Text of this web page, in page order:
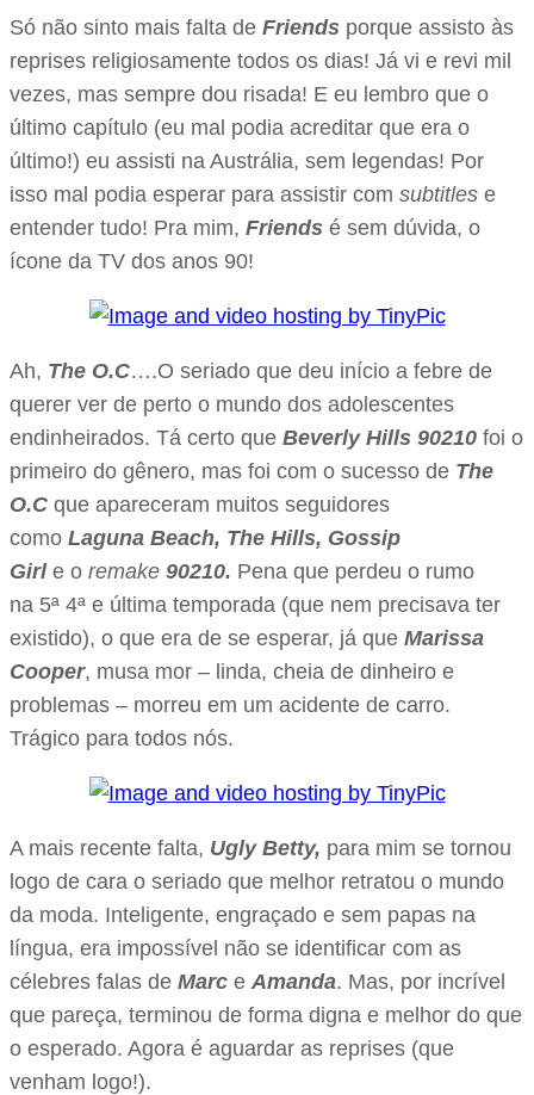
Só não sinto mais falta de Friends porque assisto às
reprises religiosamente todos os dias! Já vi e revi mil
vezes, mas sempre dou risada! E eu lembro que o
último capítulo (eu mal podia acreditar que era o
último!) eu assisti na Austrália, sem legendas! Por
isso mal podia esperar para assistir com subtitles e
entender tudo! Pra mim, Friends é sem dúvida, o
ícone da TV dos anos 90!
Ah, The O.C….O seriado que deu início a febre de
querer ver de perto o mundo dos adolescentes
endinheirados. Tá certo que Beverly Hills 90210 foi o
primeiro do gênero, mas foi com o sucesso de The
O.C que apareceram muitos seguidores
como Laguna Beach, The Hills, Gossip
Girle o remake 90210. Pena que perdeu o rumo
na 5ª 4ª e última temporada (que nem precisava ter
existido), o que era de se esperar, já que Marissa
Cooper, musa mor – linda, cheia de dinheiro e
problemas – morreu em um acidente de carro.
Trágico para todos nós.
A mais recente falta, Ugly Betty, para mim se tornou
logo de cara o seriado que melhor retratou o mundo
da moda. Inteligente, engraçado e sem papas na
língua, era impossível não se identificar com as
célebres falas de Marc e Amanda. Mas, por incrível
que pareça, terminou de forma digna e melhor do que
o esperado. Agora é aguardar as reprises (que
venham logo!).